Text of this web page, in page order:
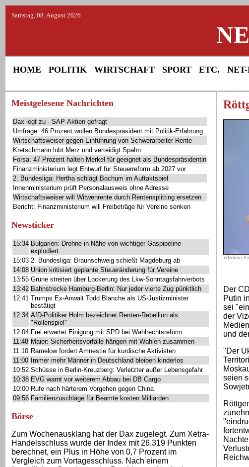
Samstag, 08. August 2026
HOME POLITIK WIRTSCHAFT SPORT ETC.
Meistgelesene Nachrichten
Dax legt zu - SAP-Aktien gefragt
Umfrage: 46 Prozent wollen Bundespräsident mit Politik-Erfahrung
Wirtschaftsweiser gegen Einführung von Schwerarbeiter-Rente
Kretschmann lobt Merz und verteidigt Spahn
Forsa: 47 Prozent halten Merkel für geeignet als Bundespräsidentin
Finanzministerium legt Entwurf für Steuerreform ab 2027 vor
2. Bundesliga: Hertha schlägt Bochum im Auftaktspiel
Innenministerium prüft Personalausweis ohne Adresse
Wirtschaftsweiser will Witwenrente durch Rentensplitting ersetzen
Bericht: Finanzministerium will Freibeträge für Vereine senken
Newsticker
15:34 Bulgarien: Drohne in Nähe von wichtiger Gaspipeline
explodiert
15:03 2. Bundesliga: Braunschweig schießt Magdeburg ab
14:08 Union kritisiert geplante Steueränderung für Vereine
13:55 Grüne streiten über Lockerung des Lkw-Sonntagsfahrverbots
13:42 Bahnstrecke Hamburg-Berlin: Nur jeder vierte Zug pünktlich
12:41 Trumps Ex-Anwalt Todd Blanche als US-Justizminister
bestätigt
12:34 AfD-Politiker Holm bezeichnet Renten-Rebellion als
"Rollenspiel"
12:04 Frei erwartet Einigung mit SPD bei Wahlrechtsreform
11:48 Maier: Sicherheitsvorfälle hängen mit Wahlen zusammen
11:10 Ramelow fordert Amnestie für kurdische Aktivisten
11:00 Immer mehr Männer in Deutschland bleiben kinderlos
10:52 Schüsse in Berlin-Kreuzberg: Verletzter außer Lebensgefahr
10:38 EVG warnt vor weiterem Abbau bei DB Cargo
10:00 Rufe nach härterem Vorgehen gegen China
09:56 Familienzuschläge für Beamte kosten Milliarden
Börse
Zum Wochenausklang hat der Dax zugelegt. Zum Xetra-
Handelsschluss wurde der Index mit 26.319 Punkten
berechnet, ein Plus in Höhe von 0,7 Prozent im
Vergleich zum Vortagesschluss. Nach einem
Wladimir
Der
Putin
sei
der
und
"Der
seien